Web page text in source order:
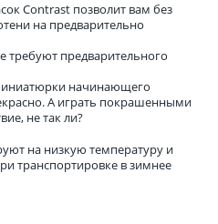
Contrast позволит вам без
на предварительно
предварительного
начинающего
А играть покрашенными
не так ли?
на низкую температуру и
транспортировке в зимнее